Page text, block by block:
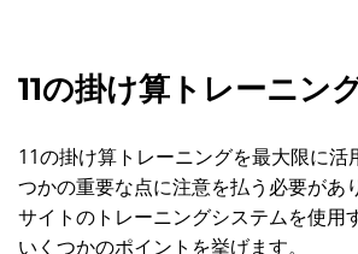
11の掛け算トレーニン
11の掛け算トレーニングを最大限に活
つかの重要な点に注意を払う必要があ
サイトのトレーニングシステムを使用
いくつかのポイントを挙げます。